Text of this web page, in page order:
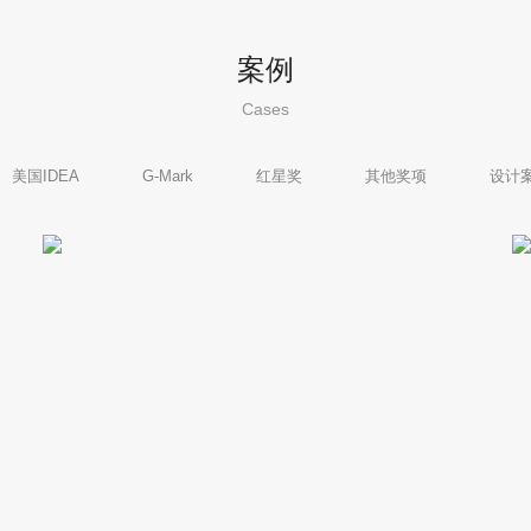
案例
Cases
美国IDEA G-Mark 红星奖 其他奖项 设计